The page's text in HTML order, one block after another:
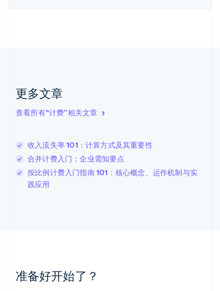
更多文章
查看所有“计费”相关文章
收入流失率 101：计算方式及其重要性
合并计费入门：企业需知要点
按比例计费入门指南 101：核心概念、运作机制与实
践应用
准备好开始了？
EnglishSvenska
English Italiano
拉脱维亚
立陶宛
DeutschEnglish
卢森堡
Français Deutsch English
罗马尼亚
English
挪威